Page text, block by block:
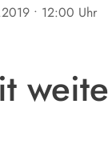
• 12:00 Uhr